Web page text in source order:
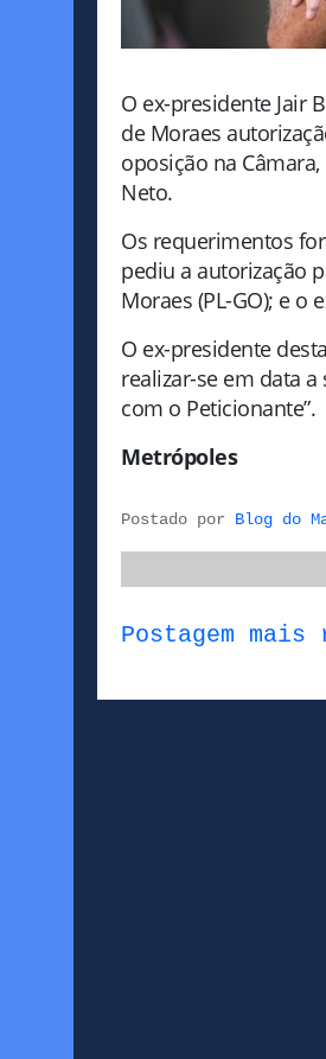
O ex-presidente Jair
de Moraes
oposição na Câmara,
Neto.
Os requerimentos
pediu a autorização
Moraes (PL-GO); e o
O ex-presidente
realizar-se em data
com o Peticionante”.
Metrópoles
Postado por Blog do
Postagem mais